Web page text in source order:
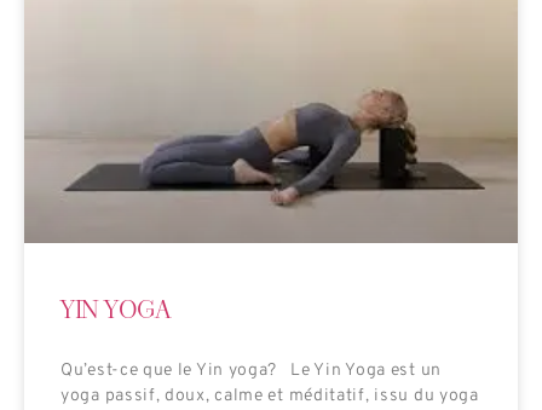
YIN YOGA
Qu’est-ce que le Yin yoga? Le Yin Yoga est un
yoga passif, doux, calme et méditatif, issu du yoga